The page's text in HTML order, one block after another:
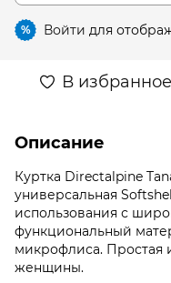
% Войти для
В избранное
Описание
Куртка Directalpine
универсальная
использования с
функциональный
микрофлиса. Простая
женщины.